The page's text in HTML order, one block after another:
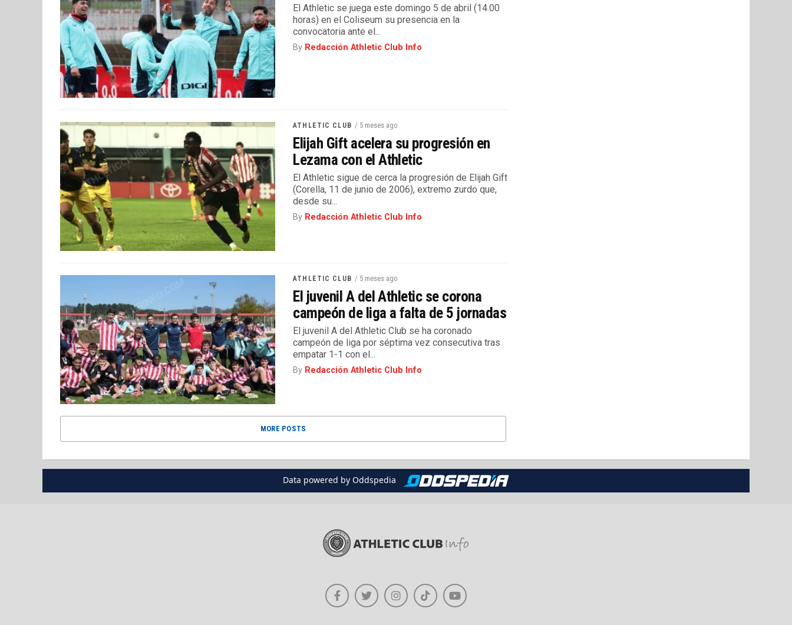
El Athletic se juega este domingo 5 de abril (14.00
horas) en el Coliseum su presencia en la
convocatoria ante el...
By Redacción Athletic Club Info
ATHLETIC CLUB / 5 meses ago
Elijah Gift acelera su progresión en
Lezama con el Athletic
El Athletic sigue de cerca la progresión de Elijah Gift
(Corella, 11 de junio de 2006), extremo zurdo que,
desde su...
By Redacción Athletic Club Info
ATHLETIC CLUB / 5 meses ago
El juvenil A del Athletic se corona
campeón de liga a falta de 5 jornadas
El juvenil A del Athletic Club se ha coronado
campeón de liga por séptima vez consecutiva tras
empatar 1-1 con el...
By Redacción Athletic Club Info
MORE POSTS
Data powered by Oddspedia